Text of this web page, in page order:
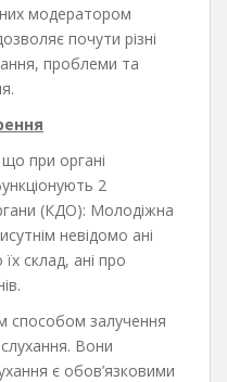
модератором
почути різні
проблеми та
при органі
2
(КДО): Молодіжна
невідомо ані
склад, ані про
способом залучення
Вони
є обов’язковими